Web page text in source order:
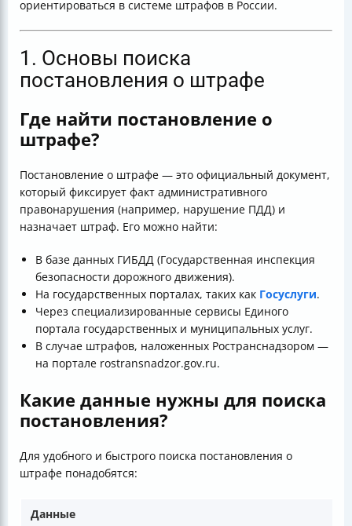
ориентироваться в системе штрафов в России.
1. Основы поиска
постановления о штрафе
Где найти постановление о
штрафе?
Постановление о штрафе — это официальный документ,
который фиксирует факт административного
правонарушения (например, нарушение ПДД) и
назначает штраф. Его можно найти:
В базе данных ГИБДД (Государственная инспекция
безопасности дорожного движения).
На государственных порталах, таких как Госуслуги.
Через специализированные сервисы Единого
портала государственных и муниципальных услуг.
В случае штрафов, наложенных Ространснадзором —
на портале rostransnadzor.gov.ru.
Какие данные нужны для поиска
постановления?
Для удобного и быстрого поиска постановления о
штрафе понадобятся:
Данные